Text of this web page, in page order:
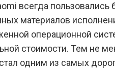
всегда пользовались
материалов
операционной
стоимости. Тем не
одним из самых